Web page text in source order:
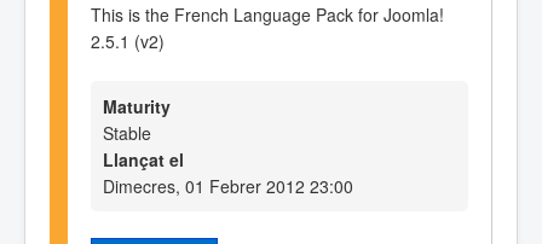
This is the French Language Pack for Joomla!
2.5.1 (v2)
Maturity
Stable
Llançat el
Dimecres, 01 Febrer 2012 23:00